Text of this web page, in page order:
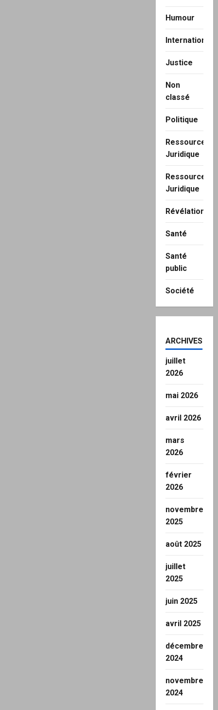
Humour
International
Justice
Non
classé
Politique
Ressource
Juridique
Ressource
Juridique
Révélation
Santé
Santé
public
Société
ARCHIVES
juillet
2026
mai 2026
avril 2026
mars
2026
février
2026
novembre
2025
août 2025
juillet
2025
juin 2025
avril 2025
décembre
2024
novembre
2024